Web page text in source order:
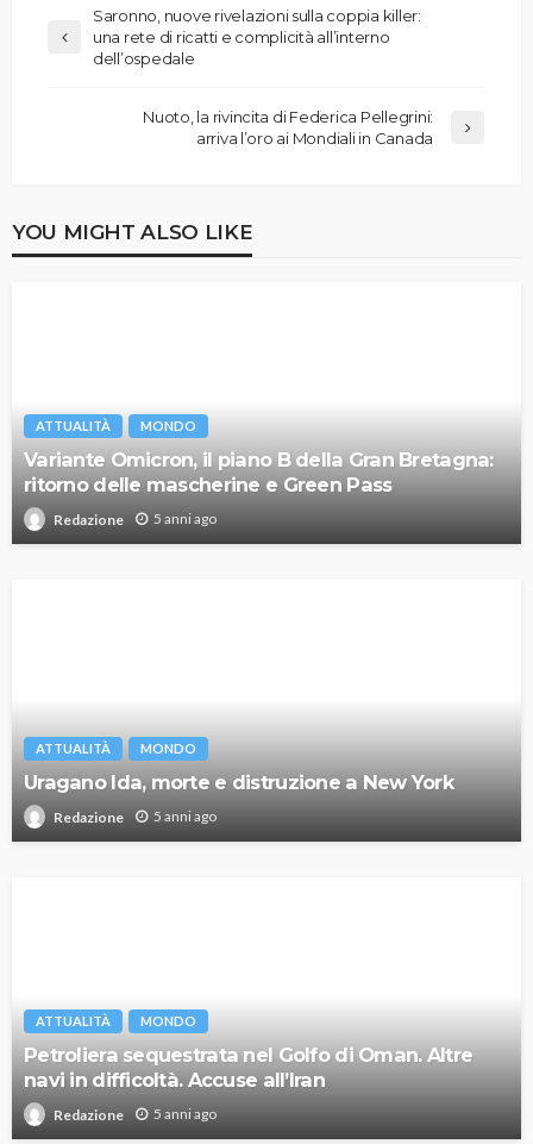
Saronno, nuove rivelazioni sulla coppia killer:
una rete di ricatti e complicità all’interno
dell’ospedale
Nuoto, la rivincita di Federica Pellegrini:
arriva l’oro ai Mondiali in Canada
YOU MIGHT ALSO LIKE
ATTUALITÀ MONDO
Variante Omicron, il piano B della Gran Bretagna:
ritorno delle mascherine e Green Pass
Redazione 5 anni ago
ATTUALITÀ MONDO
Uragano Ida, morte e distruzione a New York
Redazione 5 anni ago
ATTUALITÀ MONDO
Petroliera sequestrata nel Golfo di Oman. Altre
navi in difficoltà. Accuse all’Iran
Redazione 5 anni ago